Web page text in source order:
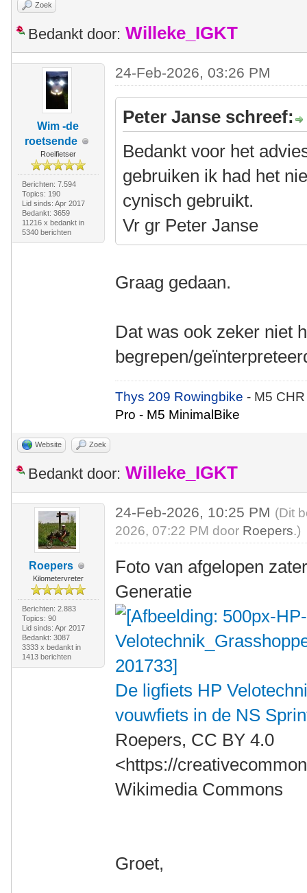
Zoek
Bedankt door: Willeke_IGKT
Wim -de
roetsende
Roeifietser
Berichten: 7.594
Topics: 190
Lid sinds: Apr 2017
Bedankt: 3659
11216 x bedankt in
5340 berichten
24-Feb-2026, 03:26 PM
Peter Janse schreef:
Bedankt voor het
gebruiken ik had het
cynisch gebruikt.
Vr gr Peter Janse
Graag gedaan.
Dat was ook zeker niet
begrepen/
Thys 209 Rowingbike- M5
Pro - M5 MinimalBike
Website Zoek
Bedankt door: Willeke_IGKT
Roepers
Kilometervreter
Berichten: 2.883
Topics: 90
Lid sinds: Apr 2017
Bedankt: 3087
3333 x bedankt in
1413 berichten
24-Feb-2026, 10:25 PM (Dit
2026, 07:22 PM door Roepers.)
Foto van afgelopen
Generatie
De ligfiets HP
vouwfiets in de NS
Roepers, CC BY 4.0
<https://
Wikimedia Commons
Groet,